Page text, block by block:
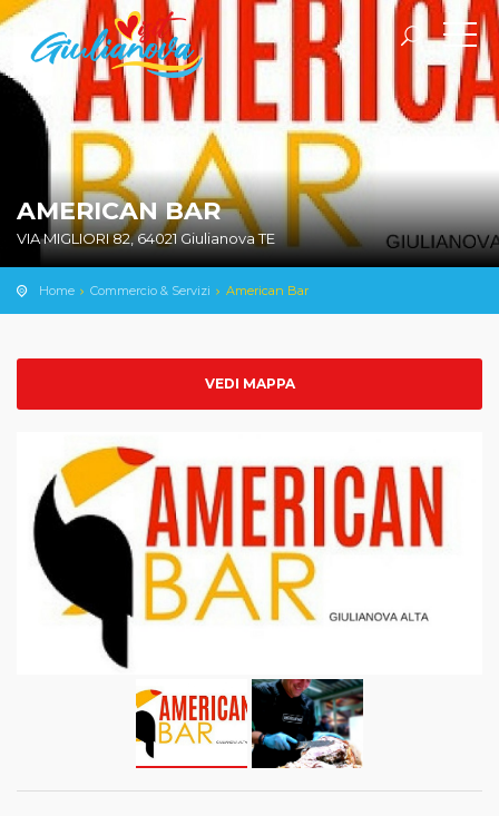
AMERICAN BAR
VIA MIGLIORI 82, 64021 Giulianova TE
Home Commercio & Servizi American Bar
VEDI MAPPA